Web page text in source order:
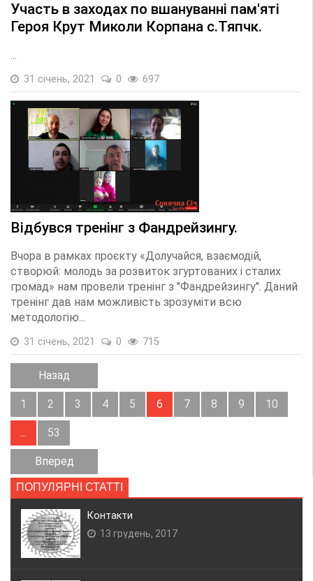
Участь в заходах по вшануванні пам'яті
Героя Крут Миколи Корпана с.Тяпчк.
31 січень, 2021 0 697
Відбувся тренінг з Фандрейзингу.
Вчора в рамках проєкту «Долучайся, взаємодій,
створюй: молодь за розвиток згуртованих і сталих
громад» нам провели тренінг з "Фандрейзингу". Даний
тренінг дав нам можливість зрозуміти всю
методологію...
31 січень, 2021 0 715
Назад
1 2 3 4 5 6 7 8 9 10
... 53
Вперед
ПОПУЛЯРНІ СТАТТІ
Контакти
13 грудень, 2017